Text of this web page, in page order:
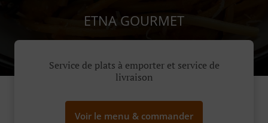
ETNA GOURMET
Service de plats à emporter et service de
livraison
Voir le menu & commander